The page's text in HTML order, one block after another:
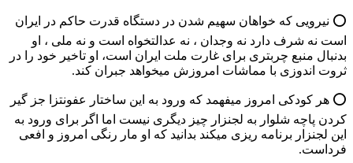
⭕️ نیرویی که خواهان سهیم شدن در دستگاه قدرت حاکم در ایران
است نه شرف دارد نه وجدان ، نه عدالتخواه است و نه ملی ، او
بدنبال منبع چربتری برای غارت ملت ایران است، او تاخیر خود را در
ثروت اندوزی با مماشات امروزش میخواهد جبران کند.
⭕️ هر کودکی امروز میفهمد که ورود به این ساختار عفونتزا جز گیر
کردن پاچه شلوار به لجنزار چیز دیگری نیست اما اگر برای ورود به
این لجنزار برنامه ریزی میکند بدانید که او مار رنگی امروز و افعی
فرداست.